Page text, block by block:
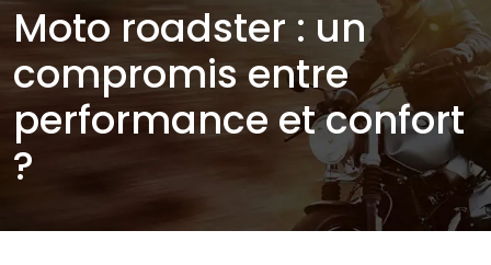
Moto roadster : un
compromis entre
performance et confort
?